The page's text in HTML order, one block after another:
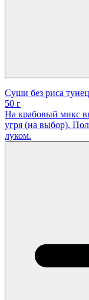
Суши без риса
50 г
На крабовый микс
угря (на выбор).
луком.